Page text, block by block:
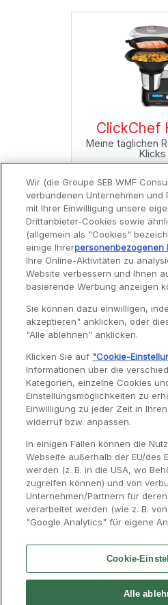
ClickChef
Meine täglichen
Klicks
Häufig
Impressum
Wir (die Groupe SEB WMF
verbundenen Unternehmen und
mit Ihrer Einwilligung unsere
Drittanbieter-Cookies sowie
(allgemein als "Cookies"
einige Ihrerpersonenbezogenen
Ihre Online-Aktivitäten zu
Website verbessern und Ihnen
basierende Werbung anzeigen
Sie können dazu einwilligen,
akzeptieren" anklicken, oder
"Alle ablehnen" anklicken.
Klicken Sie auf "Cookie-
Informationen über die
Kategorien, einzelne Cookies
Einstellungsmöglichkeiten zu
Einwilligung zu jeder Zeit in
widerruf bzw. anpassen.
In einigen Fällen können die
Webseite außerhalb der EU/des
werden (z. B. in die USA, wo
zugreifen können) und von
Unternehmen/Partnern für
verarbeitet werden (wie z. B.
"Google Analytics" für eigene
Cookie-
Alle